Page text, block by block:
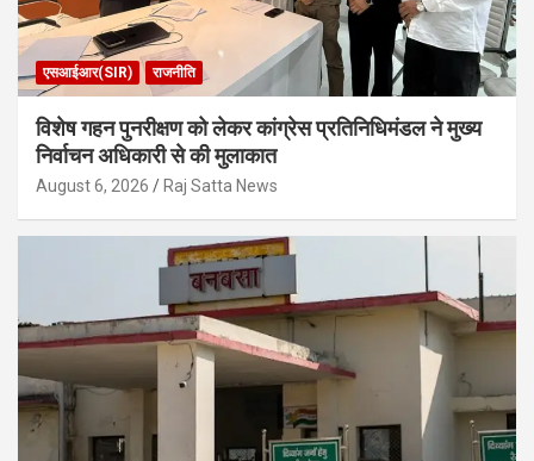
एसआईआर(SIR) राजनीति
विशेष गहन पुनरीक्षण को लेकर कांग्रेस प्रतिनिधिमंडल ने मुख्य
निर्वाचन अधिकारी से की मुलाकात
August 6, 2026 Raj Satta News